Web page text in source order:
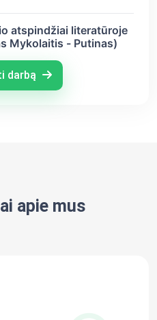
atspindžiai literatūroje
Mykolaitis - Putinas)
darbą
apie mus